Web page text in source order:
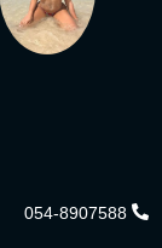
054-8907588